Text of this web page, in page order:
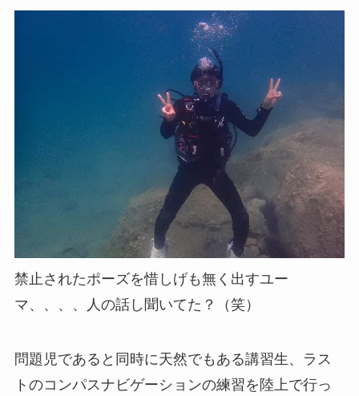
禁止されたポーズを惜しげも無く出すユー
マ、、、、人の話し聞いてた？（笑）
問題児であると同時に天然でもある講習生、ラス
トのコンパスナビゲーションの練習を陸上で行っ